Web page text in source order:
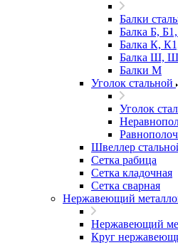
Балки
Балка Б,
Балка К,
Балка Ш,
Балки М
Уголок стальной
Уголок
Швеллер
Сетка рабица
Сетка кладочная
Сетка сварная
Нержавеющий
Нержавеющий
Круг